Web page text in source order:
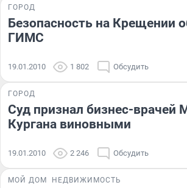
ГОРОД
Безопасность на Крещении
ГИМС
19.01.2010 1 802 Обсудить
ГОРОД
Суд признал бизнес-врачей
Кургана виновными
19.01.2010 2 246 Обсудить
МОЙ ДОМ НЕДВИЖИМОСТЬ